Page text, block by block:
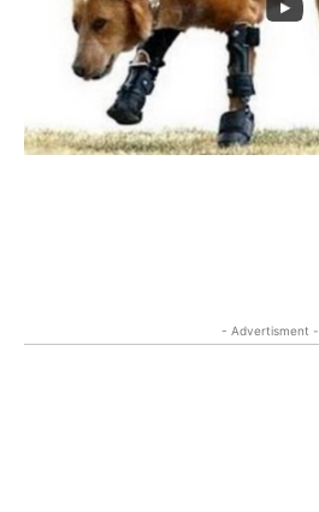
- Advertisment -